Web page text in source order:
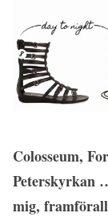
Colosseum,
Peterskyrkan
mig,